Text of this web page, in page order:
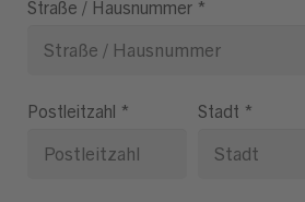
Straße / Hausnummer *
Postleitzahl * Stadt *